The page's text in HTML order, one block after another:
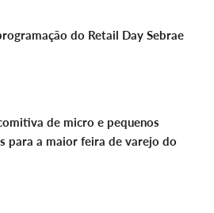
do Retail Day Sebrae
de micro e pequenos
para a maior feira de varejo do